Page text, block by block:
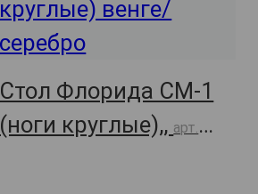
Стол Флорида СМ-1
(ноги круглые),, арт.